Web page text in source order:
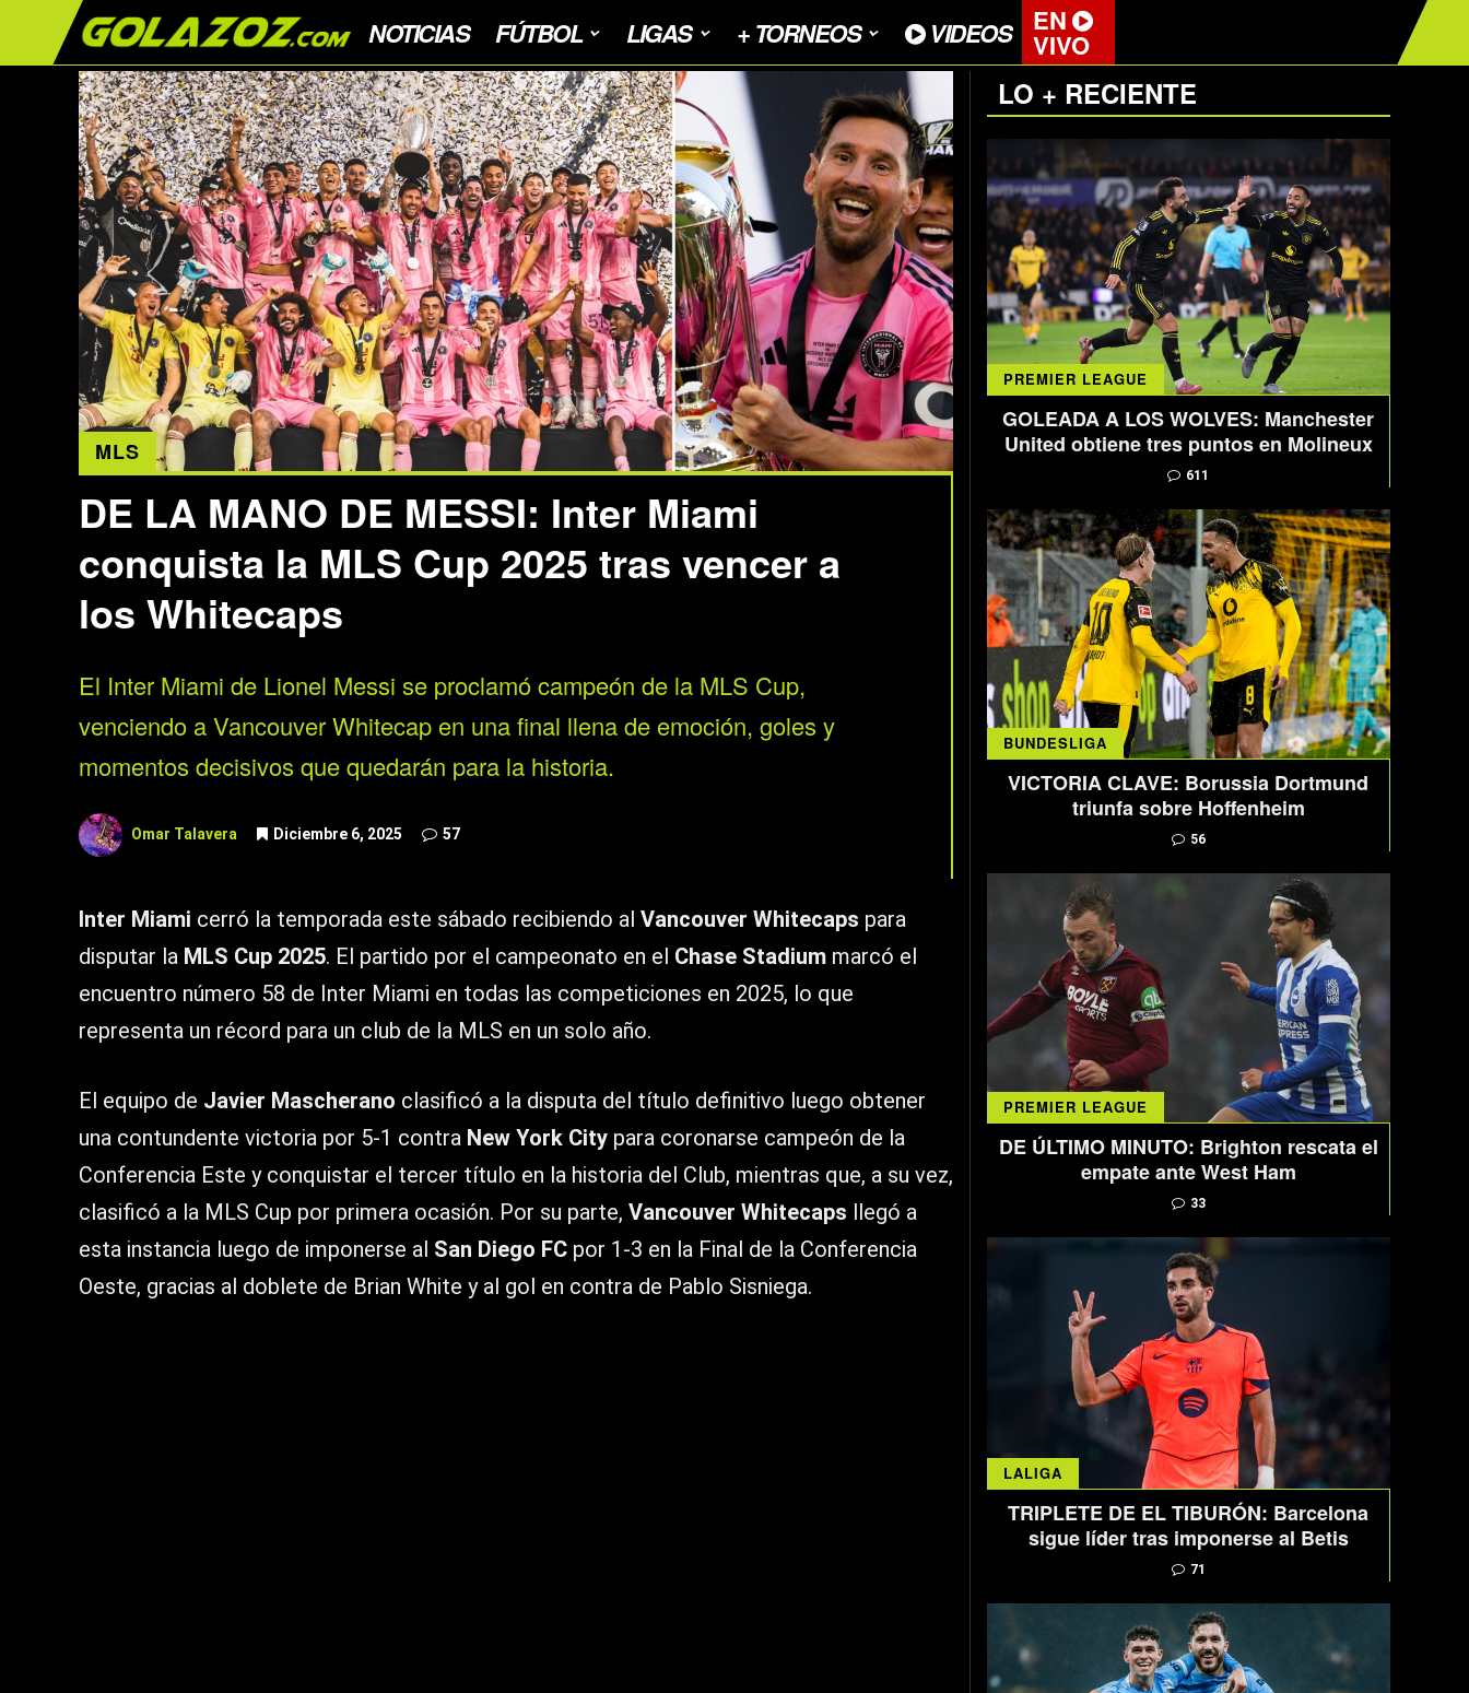
NOTICIAS FÚTBOL LIGAS + TORNEOS VIDEOS EN
VIVO
MLS
DE LA MANO DE MESSI: Inter Miami
conquista la MLS Cup 2025 tras vencer a
los Whitecaps
El Inter Miami de Lionel Messi se proclamó campeón de la MLS Cup,
venciendo a Vancouver Whitecap en una final llena de emoción, goles y
momentos decisivos que quedarán para la historia.
Omar Talavera Diciembre 6, 2025 57
Inter Miami cerró la temporada este sábado recibiendo al Vancouver Whitecaps para
disputar la MLS Cup 2025. El partido por el campeonato en el Chase Stadium marcó el
encuentro número 58 de Inter Miami en todas las competiciones en 2025, lo que
representa un récord para un club de la MLS en un solo año.
El equipo de Javier Mascherano clasificó a la disputa del título definitivo luego obtener
una contundente victoria por 5-1 contra New York City para coronarse campeón de la
Conferencia Este y conquistar el tercer título en la historia del Club, mientras que, a su vez,
clasificó a la MLS Cup por primera ocasión. Por su parte, Vancouver Whitecaps llegó a
esta instancia luego de imponerse al San Diego FC por 1-3 en la Final de la Conferencia
Oeste, gracias al doblete de Brian White y al gol en contra de Pablo Sisniega.
LO + RECIENTE
PREMIER LEAGUE
GOLEADA A LOS WOLVES: Manchester
United obtiene tres puntos en Molineux
611
BUNDESLIGA
VICTORIA CLAVE: Borussia Dortmund
triunfa sobre Hoffenheim
56
PREMIER LEAGUE
DE ÚLTIMO MINUTO: Brighton rescata el
empate ante West Ham
33
LALIGA
TRIPLETE DE EL TIBURÓN: Barcelona
sigue líder tras imponerse al Betis
71